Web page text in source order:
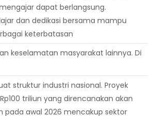
dapat berlangsung.
dan dedikasi bersama mampu
keterbatasan
keselamatan masyarakat lainnya. Di
struktur industri nasional. Proyek
triliun yang direncanakan akan
pada awal 2026 mencakup sektor